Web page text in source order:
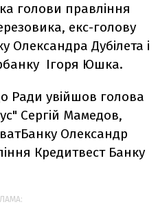
голови правління
екс-голову
Олександра Дубілета і
Ігоря Юшка.
Ради увійшов голова
Сергій Мамедов,
Олександр
Кредитвест Банку